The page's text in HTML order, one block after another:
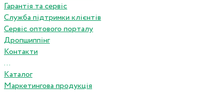
Гарантія та сервіс
Служба підтримки клієнтів
Сервіс оптового порталу
Дропшиппінг
Контакти
...
Каталог
Маркетингова продукція